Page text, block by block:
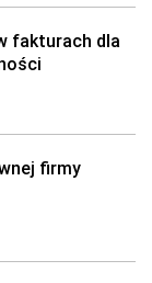
fakturach dla
firmy